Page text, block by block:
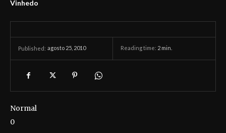
Vinhedo
Published: agosto 25, 2010 Reading time: 2 min.
Normal
0